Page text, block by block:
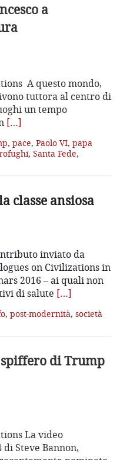
a
A questo mondo,
tuttora al centro di
un tempo
[…]
, pace, Paolo VI, papa
, Santa Fede,
classe ansiosa
inviato da
on Civilizations in
2016 – ai quali non
di salute […]
, post-modernità, società
spiffero di Trump
La video
Steve Bannon,